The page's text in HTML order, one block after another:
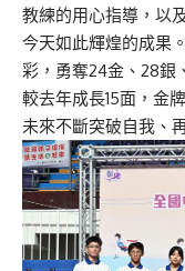
教練的用心指導，以
今天如此輝煌的成果
彩，勇奪24金、28銀
較去年成長15面，金
未來不斷突破自我、